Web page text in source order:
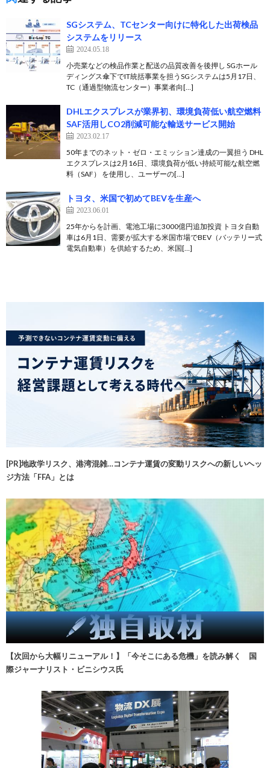
SGシステム、TCセンター向けに特化した出荷検品
システムをリリース
2024.05.18
小売業などの検品作業と配送の品質改善を後押し SGホール
ディングス傘下でIT統括事業を担うSGシステムは5月17日、
TC（通過型物流センター）事業者向[…]
DHLエクスプレスが業界初、環境負荷低い航空燃料
SAF活用しCO2削減可能な輸送サービス開始
2023.02.17
50年までのネット・ゼロ・エミッション達成の一翼担う DHL
エクスプレスは2月16日、環境負荷が低い持続可能な航空燃
料（SAF） を使用し、ユーザーの[…]
トヨタ、米国で初めてBEVを生産へ
2023.06.01
25年からを計画、電池工場に3000億円追加投資 トヨタ自動
車は6月1日、需要が拡大する米国市場でBEV（バッテリー式
電気自動車）を供給するため、米国[…]
[PR]地政学リスク、港湾混雑…コンテナ運賃の変動リスクへの新しいヘッ
ジ方法「FFA」とは
【次回から大幅リニューアル！】「今そこにある危機」を読み解く 国
際ジャーナリスト・ビニシウス氏